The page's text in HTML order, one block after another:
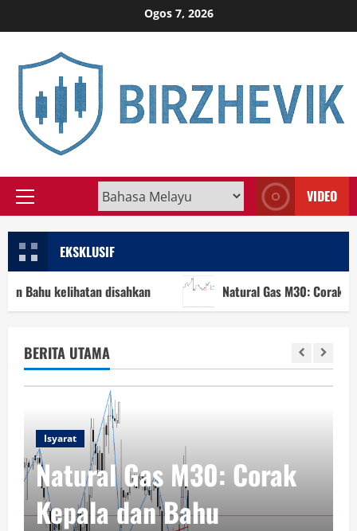
to
Ogos 7, 2026
Primary
VIDEO
EKSKLUSIF
kelihatan disahkan Natural Gas M30: Corak
BERITA UTAMA
Corak
Natural Gas M30:
Kepala dan Bahu